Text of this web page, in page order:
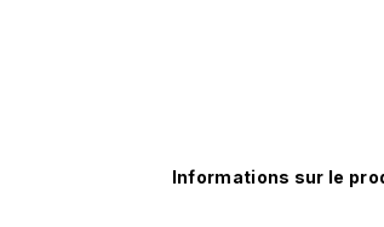
Informations sur le